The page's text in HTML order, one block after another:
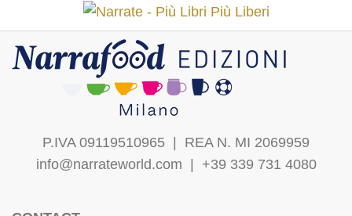
P.IVA 09119510965 | REA N. MI 2069959
info@narrateworld.com
| +39 339 731 4080